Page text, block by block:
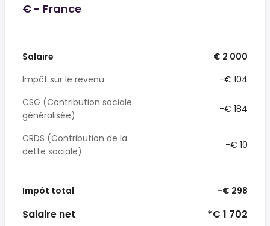
€ - France
Salaire
€ 2 000
Impôt sur le revenu
-€ 104
CSG (Contribution sociale
généralisée)
-€ 184
CRDS (Contribution de la
dette sociale)
-€ 10
Impôt total -€ 298
Salaire net *€ 1 702